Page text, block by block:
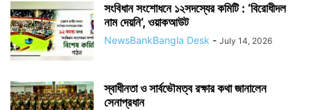
সংবিধান সংশোধনে ১২সদস্যের কমিটি : ‘বিরোধীদল
নাম দেয়নি’, ওয়াকআউট
NewsBankBangla Desk - July 14, 2026
স্বাধীনতা ও সার্বভৌমত্ব রক্ষার কথা জানালেন
সেনাপ্রধান